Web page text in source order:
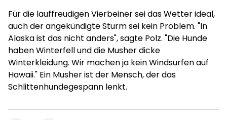
Für die lauffreudigen Vierbeiner sei das Wetter ideal,
auch der angekündigte Sturm sei kein Problem. "In
Alaska ist das nicht anders", sagte Polz. "Die Hunde
haben Winterfell und die Musher dicke
Winterkleidung. Wir machen ja kein Windsurfen auf
Hawaii." Ein Musher ist der Mensch, der das
Schlittenhundegespann lenkt.